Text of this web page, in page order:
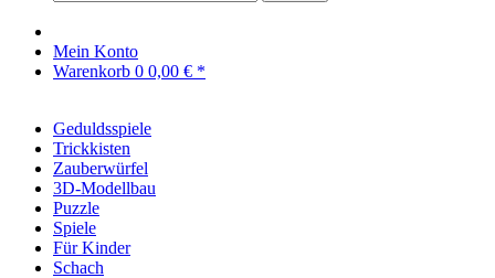
Mein Konto
Warenkorb 0 0,00 € *
Geduldsspiele
Trickkisten
Zauberwürfel
3D-Modellbau
Puzzle
Spiele
Für Kinder
Schach